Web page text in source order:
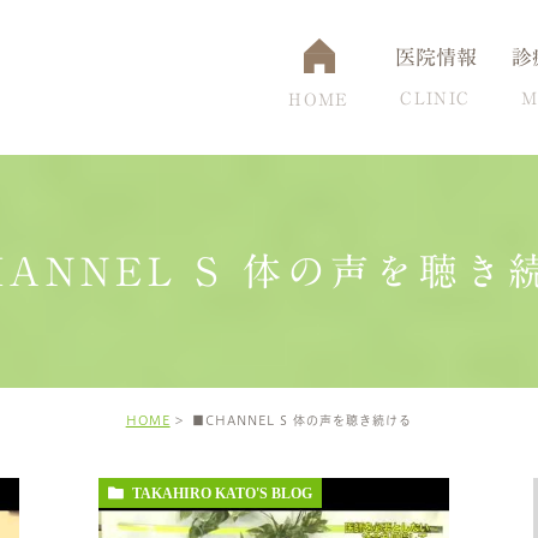
HOME
医院情報
CLINIC
アクセス 設備について
診
認知症 脳ドック 頭痛克服の秘訣 高
S 体の声を聴き
HOME ■CHANNEL S 体の声を聴き続ける
TAKAHIRO KATO'S BLOG